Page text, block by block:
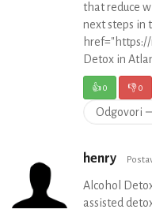
that reduce
next steps in
href="https://
Detox in
👍0 👎0
Odgovori
henry
Alcohol
assisted